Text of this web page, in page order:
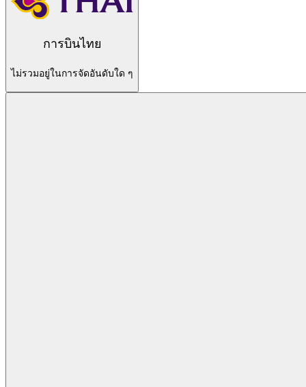
การบินไทย
ไม่รวมอยู่ในการจัดอันดับใด ๆ